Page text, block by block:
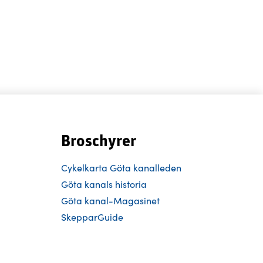
Broschyrer
Cykelkarta Göta kanalleden
Göta kanals historia
Göta kanal-Magasinet
SkepparGuide